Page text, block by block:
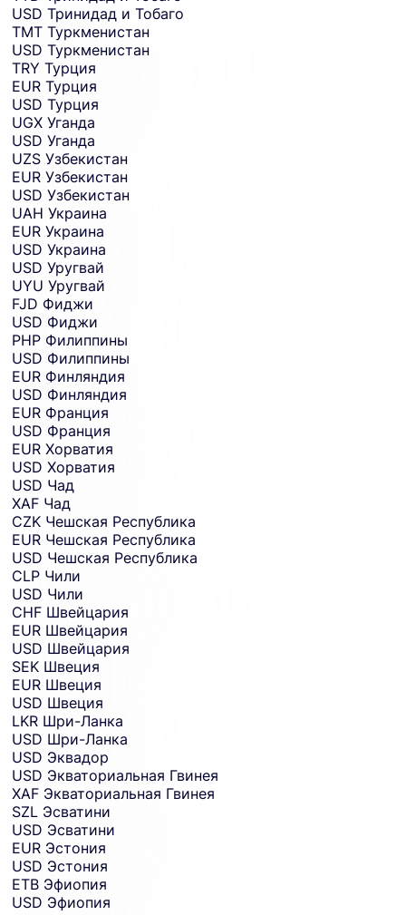
USD Тринидад и Тобаго
TMT Туркменистан
USD Туркменистан
TRY Турция
EUR Турция
USD Турция
UGX Уганда
USD Уганда
UZS Узбекистан
EUR Узбекистан
USD Узбекистан
UAH Украина
EUR Украина
USD Украина
USD Уругвай
UYU Уругвай
FJD Фиджи
USD Фиджи
PHP Филиппины
USD Филиппины
EUR Финляндия
USD Финляндия
EUR Франция
USD Франция
EUR Хорватия
USD Хорватия
USD Чад
XAF Чад
CZK Чешская Республика
EUR Чешская Республика
USD Чешская Республика
CLP Чили
USD Чили
CHF Швейцария
EUR Швейцария
USD Швейцария
SEK Швеция
EUR Швеция
USD Швеция
LKR Шри-Ланка
USD Шри-Ланка
USD Эквадор
USD Экваториальная Гвинея
XAF Экваториальная Гвинея
SZL Эсватини
USD Эсватини
EUR Эстония
USD Эстония
ETB Эфиопия
USD Эфиопия